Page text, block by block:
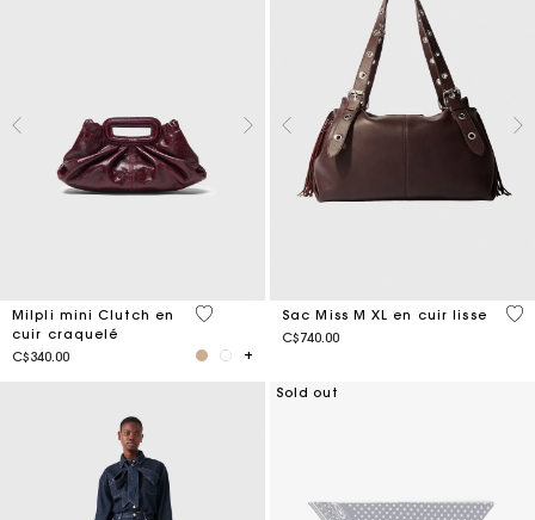
Milpli mini Clutch en
cuir craquelé
C$340.00
5 out of 5 Customer Rating
Sac Miss M XL en cuir lisse
C$740.00
4,8
Sold out